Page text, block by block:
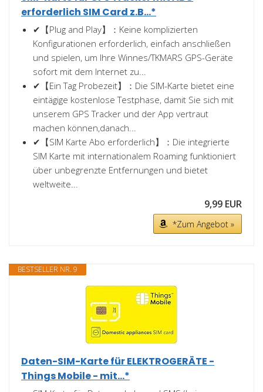
erforderlich SIM Card z.B...*
✔【Plug and Play】：Keine komplizierten
Konfigurationen erforderlich, einfach anschließen
und spielen, um Ihre Winnes/TKMARS GPS-Geräte
sofort mit dem Internet zu...
✔【Ein Tag Probezeit】：Die SIM-Karte bietet eine
eintägige kostenlose Testphase, damit Sie sich mit
unserem GPS Tracker und der App vertraut
machen können,danach...
✔【SIM Karte Abo erforderlich】：Die integrierte
SIM Karte mit internationalem Roaming funktioniert
über unbegrenzte Entfernungen und bietet
weltweite...
9,99 EUR
*Zum Angebot »
BESTSELLER NR. 9
Daten-SIM-Karte für ELEKTROGERÄTE -
Things Mobile - mit...*